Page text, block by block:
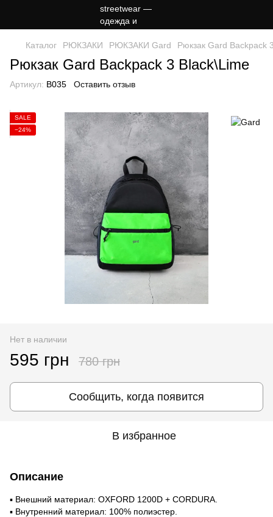
Каталог РЮКЗАКИ РЮКЗАКИ Gard Рюкзак Gard Backpack
Рюкзак Gard Backpack 3 Black\Lime
Артикул: B035 Оставить отзыв
SALE
−24%
Нет в наличии
595 грн 780 грн
Сообщить, когда появится
В избранное
Описание
▪ Внешний материал: OXFORD 1200D + CORDURA.
▪ Внутренний материал: 100% полиэстер.